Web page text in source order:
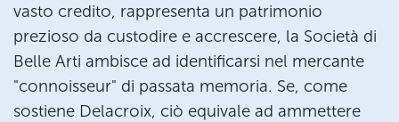
vasto credito, rappresenta un patrimonio
prezioso da custodire e accrescere, la Società di
Belle Arti ambisce ad identificarsi nel mercante
"connoisseur" di passata memoria. Se, come
sostiene Delacroix, ciò equivale ad ammettere